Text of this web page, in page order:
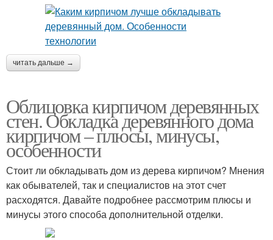
читать дальше →
Облицовка кирпичом деревянных
стен. Обкладка деревянного дома
кирпичом – плюсы, минусы,
особенности
Стоит ли обкладывать дом из дерева кирпичом? Мнения
как обывателей, так и специалистов на этот счет
расходятся. Давайте подробнее рассмотрим плюсы и
минусы этого способа дополнительной отделки.